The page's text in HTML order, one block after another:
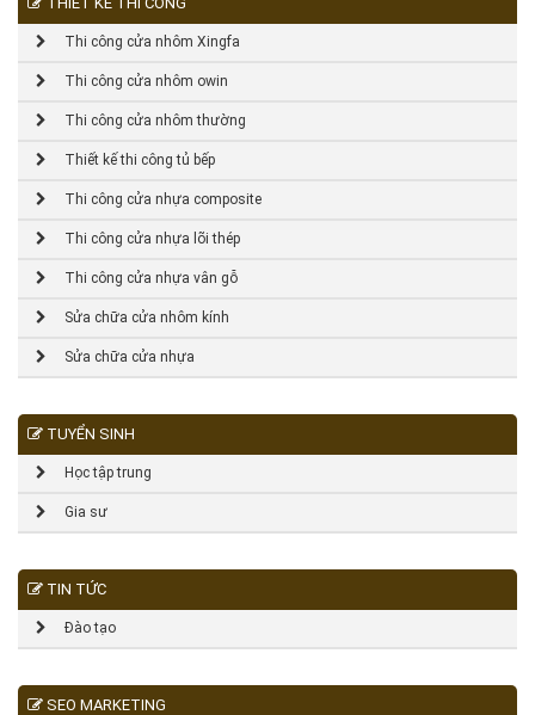
Thi công cửa nhôm Xingfa
Thi công cửa nhôm owin
Thi công cửa nhôm thường
Thiết kế thi công tủ bếp
Thi công cửa nhựa composite
Thi công cửa nhựa lõi thép
Thi công cửa nhựa vân gỗ
Sửa chữa cửa nhôm kính
Sửa chữa cửa nhựa
TUYỂN SINH
Học tập trung
Gia sư
TIN TỨC
Đào tạo
SEO MARKETING